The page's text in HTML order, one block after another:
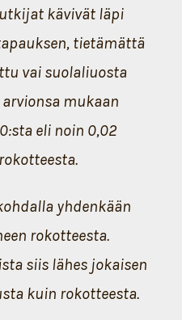
kävivät läpi
tietämättä
vai suolaliuosta
mukaan
eli noin 0,02
yhdenkään
rokotteesta.
siis lähes jokaisen
kuin rokotteesta.